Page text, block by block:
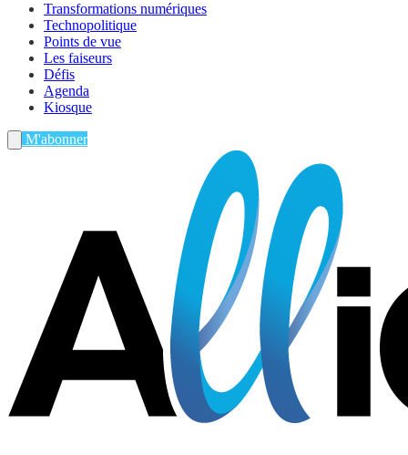
Transformations numériques
Technopolitique
Points de vue
Les faiseurs
Défis
Agenda
Kiosque
M'abonner